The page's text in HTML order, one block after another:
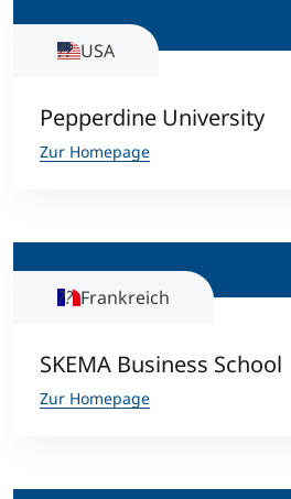
USA
Pepperdine University
Zur Homepage
Frankreich
SKEMA Business School
Zur Homepage